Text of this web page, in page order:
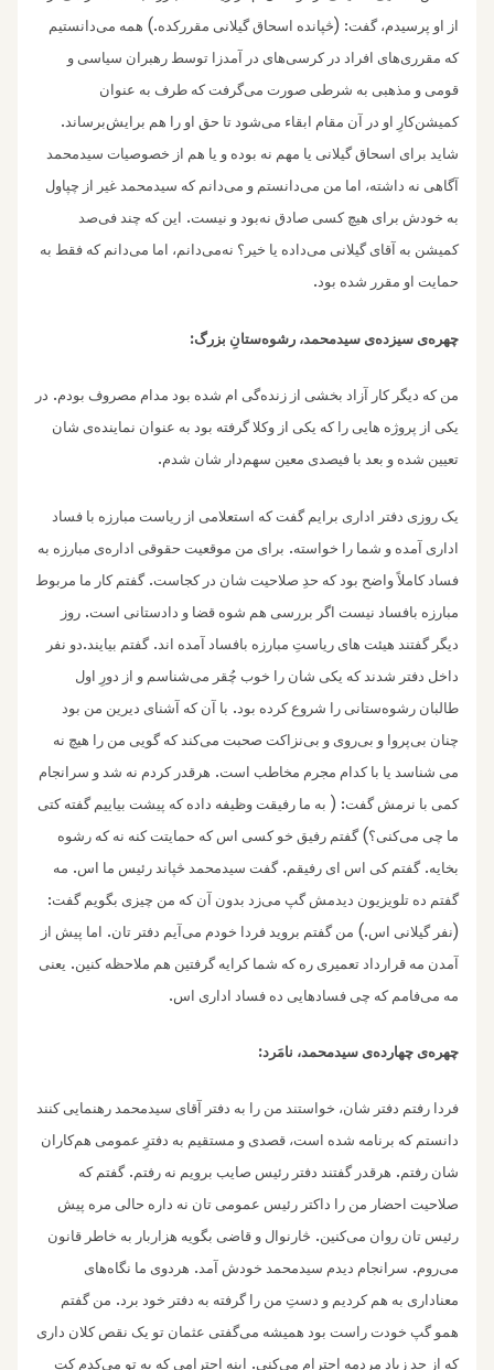
از او پرسیدم، گفت: (څپانده اسحاق گیلانی مقررکده.) همه می‌دانستیم
که مقرری‌های افراد در کرسی‌های در آمدزا توسط رهبران سیاسی و
قومی و مذهبی به شرطی صورت می‌گرفت که طرف به عنوان
کمیشن‌کارِ او در آن مقام ابقاء می‌شود تا حق او را هم برایش‌برساند.
شاید برای اسحاق گیلانی یا مهم نه بوده و یا هم از خصوصیات سیدمحمد
آگاهی نه داشته، اما من می‌دانستم و می‌دانم که سیدمحمد غیر از چپاول
به خودش برای هیچ کسی صادق نه‌بود و‌ نیست.
این که چند فی‌صد
کمیشن به آقای گیلانی می‌داده یا خیر؟ نه‌می‌دانم، اما می‌دانم که فقط به
حمایت او مقرر شده بود.
چهره‌‌ی سیزده‌ی سیدمحمد، رشوه‌ستانِ بزرگ:
من که دیگر کار آزاد بخشی از زنده‌گی ام شده بود مدام مصروف بودم. در
یکی از پروژه هایی را که یکی از وکلا گرفته بود به عنوان نماینده‌ی شان
تعیین شده و بعد با فیصدی معین سهم‌دار شان شدم.
یک روزی دفتر‌ اداری برایم گفت که استعلامی از ریاست مبارزه با فساد
اداری آمده و شما را خواسته. برای من موقعیت حقوقی اداره‌ی مبارزه به
فساد کاملاً واضح بود که حدِ صلاحیت شان در کجاست.گفتم کار ما مربوط
مبارزه بافساد نیست اگر بررسی هم شوه قضا و دادستانی است. روز
دیگر گفتند هیئت های ریاستِ مبارزه بافساد آمده اند .گفتم بیایند .‌دو نفر
داخل دفتر شدند که یکی شان را خوب چُقر می‌شناسم و از دورِ اول
طالبان رشوه‌ستانی را شروع کرده بود . با آن که آشنای دیرین من بود
چنان بی‌پروا و بی‌روی و بی‌نزاکت صحبت می‌کند که گویی من را هیچ نه
می شناسد یا با کدام مجرم مخاطب است. هرقدر کردم نه شد و سرانجام
کمی با نرمش گفت: ( به ما رفیقت وظیفه داده که پیشت بیاییم گفته کتی
ما چی می‌کنی؟)گفتم رفیق خو کسی اس که حمایتت کنه نه که رشوه
بخایه.گفتم کی اس ای رفیقم .‌گفت سیدمحمد څپاند رئیس ما اس. مه
گفتم ده تلویزیون دیدمش گپ می‌زد بدون آن‌ که من چیزی بگویم گفت:
(نفر گیلانی اس.) من گفتم بروید فردا خودم می‌آیم دفتر تان. اما پیش از
آمدن مه قرارداد تعمیری ره که شما کرایه گرفتین هم ملاحظه کنین. یعنی
مه می‌فامم که چی فسادهایی ده فساد اداری اس.
چهره‌‌ی چهارده‌ی سیدمحمد، نامَرد:
فردا رفتم دفتر شان، خواستند من را به دفتر آقای سیدمحمد رهنمایی کنند
دانستم که برنامه شده است، قصدی و مستقیم به دفترِ عمومی هم‌کاران
شان رفتم. هرقدر گفتند دفتر رئیس صایب برویم نه رفتم.گفتم که
صلاحیت احضار من را داکتر رئیس عمومی تان نه‌ داره حالی مره پیش
رئیس تان روان می‌کنین‌. څارنوال و قاضی بگویه هزاربار به خاطر قانو‌ن
می‌روم. سرانجام دیدم سیدمحمد خودش آمد. هردوی ما نگاه‌های
معناداری به هم کردیم ‌و دستِ من را گرفته به دفتر خود برد. من گفتم
همو‌ گپ‌ خودت راست بود همیشه می‌گفتی عثمان تو یک نقص کلان داری
که از حد زیاد مردمه احترام می‌کنی
اینه احترامی که به تو می‌کدم کتِ